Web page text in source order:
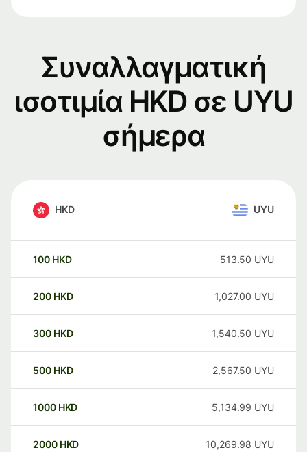
Συναλλαγματική
ισοτιμία HKD σε UYU
σήμερα
HKD UYU
100 HKD 513.50 UYU
200 HKD 1,027.00 UYU
300 HKD 1,540.50 UYU
500 HKD 2,567.50 UYU
1000 HKD 5,134.99 UYU
2000 HKD 10,269.98 UYU